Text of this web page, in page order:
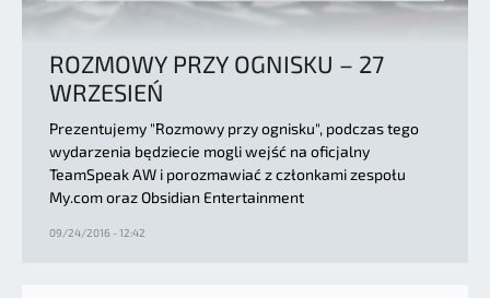
ROZMOWY PRZY OGNISKU – 27
WRZESIEŃ
Prezentujemy "Rozmowy przy ognisku", podczas tego
wydarzenia będziecie mogli wejść na oficjalny
TeamSpeak AW i porozmawiać z członkami zespołu
My.com oraz Obsidian Entertainment
09/24/2016 - 12:42